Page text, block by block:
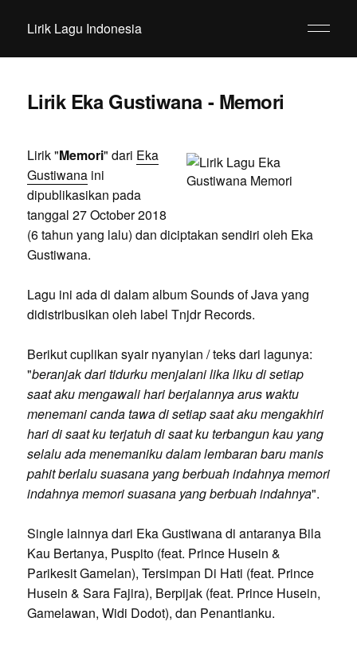
Lirik Lagu Indonesia
Lirik Eka Gustiwana - Memori
Lirik "Memori" dari Eka
Gustiwanaini
dipublikasikan pada
tanggal 27 October 2018
(6 tahun yang lalu) dan diciptakan sendiri oleh Eka
Gustiwana.
Lagu ini ada di dalam album Sounds of Java yang
didistribusikan oleh label Tnjdr Records.
Berikut cuplikan syair nyanyian / teks dari lagunya:
"beranjak dari tidurku menjalani lika liku di setiap
saat aku mengawali hari berjalannya arus waktu
menemani canda tawa di setiap saat aku mengakhiri
hari di saat ku terjatuh di saat ku terbangun kau yang
selalu ada menemaniku dalam lembaran baru manis
pahit berlalu suasana yang berbuah indahnya memori
indahnya memori suasana yang berbuah indahnya".
Single lainnya dari Eka Gustiwana di antaranya Bila
Kau Bertanya, Puspito (feat. Prince Husein &
Parikesit Gamelan), Tersimpan Di Hati (feat. Prince
Husein & Sara Fajira), Berpijak (feat. Prince Husein,
Gamelawan, Widi Dodot), dan Penantianku.